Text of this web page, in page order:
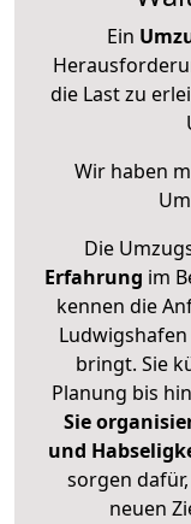
Ein
die Last zu
Wir haben
Die
Erfahrung im
kennen die
bringt. Sie
Planung bis
Sie
und
sorgen
neuen